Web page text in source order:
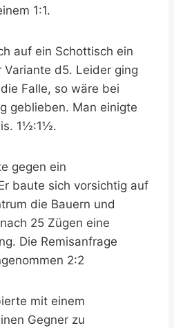
1:1.
auf ein Schottisch ein
d5. Leider ging
Falle, so wäre bei
geblieben. Man einigte
1½:1½.
gegen ein
baute sich vorsichtig auf
die Bauern und
25 Zügen eine
Die Remisanfrage
2:2
mit einem
Gegner zu